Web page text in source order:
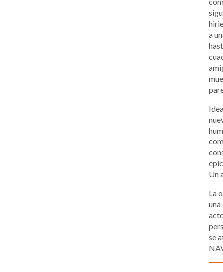
a
Un
La
una
se